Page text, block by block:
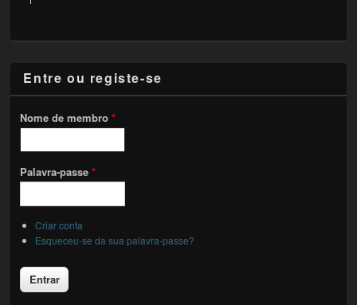
Entre ou registe-se
Nome de membro*
Palavra-passe*
Criar conta
Esqueceu-se da sua palavra-passe?